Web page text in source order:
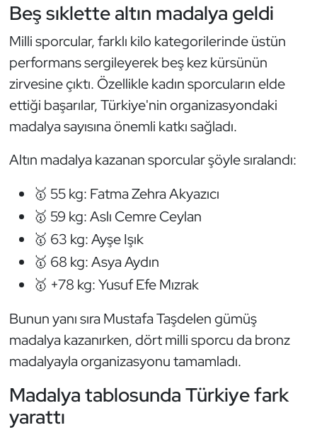
Beş sıklette altın madalya geldi
Milli sporcular, farklı kilo kategorilerinde üstün
performans sergileyerek beş kez kürsünün
zirvesine çıktı. Özellikle kadın sporcuların elde
ettiği başarılar, Türkiye'nin organizasyondaki
madalya sayısına önemli katkı sağladı.
Altın madalya kazanan sporcular şöyle sıralandı:
🥇 55 kg: Fatma Zehra Akyazıcı
🥇 59 kg: Aslı Cemre Ceylan
🥇 63 kg: Ayşe Işık
🥇 68 kg: Asya Aydın
🥇 +78 kg: Yusuf Efe Mızrak
Bunun yanı sıra Mustafa Taşdelen gümüş
madalya kazanırken, dört milli sporcu da bronz
madalyayla organizasyonu tamamladı.
Madalya tablosunda Türkiye fark
yarattı
Judo ve Kuraş
Kano ve Rafting
Karate
Kayak
Kempo
Kick Boks
Kürek
Masa Tenisi
Motor Sporları
Muay Thai
Okçuluk